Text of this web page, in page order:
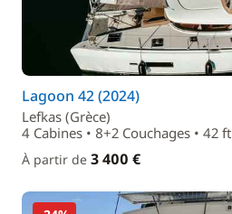
Lagoon 42 (2024)
Lefkas (Grèce)
4 Cabines • 8+2 Couchages • 42 ft
À partir de 3 400 €